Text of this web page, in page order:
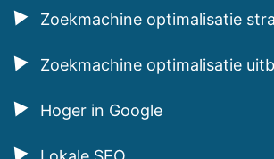
Zoekmachine optimalisatie
Zoekmachine optimalisatie
Hoger in Google